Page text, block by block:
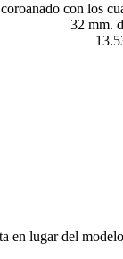
con los
32 mm.
en lugar del